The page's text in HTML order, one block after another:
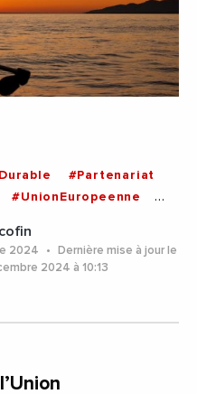
#Partenariat
#UnionEuropeenne
2024
Dernière mise à jour le
2024 à 10:13